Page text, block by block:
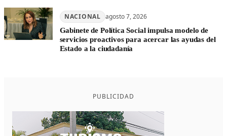
NACIONAL agosto 7, 2026
Gabinete de Política Social impulsa modelo de
servicios proactivos para acercar las ayudas del
Estado a la ciudadanía
PUBLICIDAD